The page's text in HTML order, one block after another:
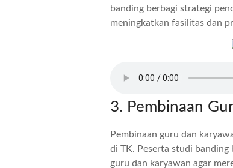
banding berbagi strategi
meningkatkan fasilitas dan
3. Pembinaan
Pembinaan guru dan
di TK. Peserta studi
guru dan karyawan agar